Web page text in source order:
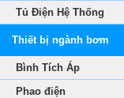
Tủ Điện Hệ Thống
Thiết bị ngành bơm
Bình Tích Áp
Phao điện